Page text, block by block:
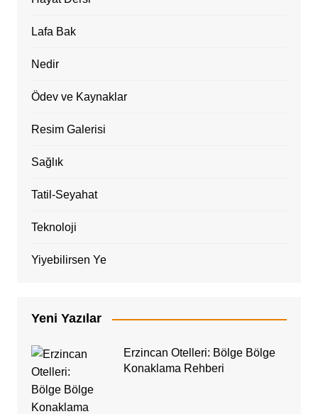
Lafa Bak
Nedir
Ödev ve Kaynaklar
Resim Galerisi
Sağlık
Tatil-Seyahat
Teknoloji
Yiyebilirsen Ye
Yeni Yazılar
Erzincan Otelleri: Bölge Bölge
Konaklama Rehberi